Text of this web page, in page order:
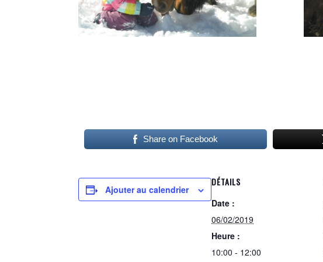
Share on Facebook
Ajouter au calendrier
DÉTAILS
Date :
06/02/2019
Heure :
10:00 - 12:00